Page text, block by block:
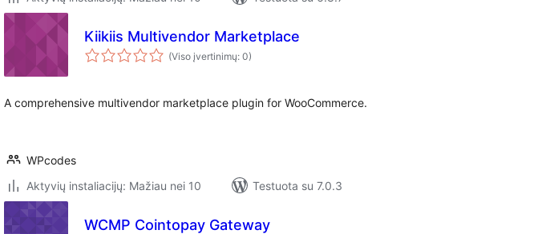
Kiikiis Multivendor Marketplace
(Viso įvertinimų: 0)
A comprehensive multivendor marketplace plugin for WooCommerce.
WPcodes
Aktyvių instaliacijų: Mažiau nei 10
Testuota su 7.0.3
WCMP Cointopay Gateway